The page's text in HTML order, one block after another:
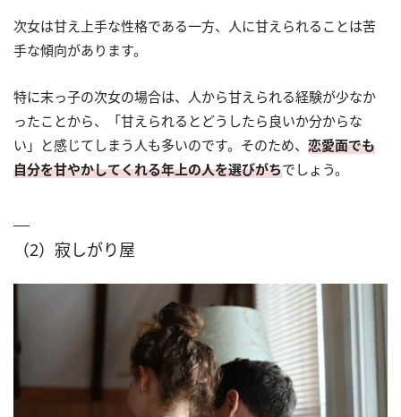
次女は甘え上手な性格である一方、人に甘えられることは苦
手な傾向があります。
特に末っ子の次女の場合は、人から甘えられる経験が少なか
ったことから、「甘えられるとどうしたら良いか分からな
い」と感じてしまう人も多いのです。そのため、 恋愛面でも
自分を甘やかしてくれる年上の人を選びがちでしょう。
（2）寂しがり屋